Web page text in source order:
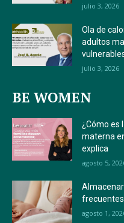
julio 3, 2026
Ola de
adultos
julio 3, 2026
BE WOMEN
¿Cómo es
materna
explica
agosto 5,
agosto 1,